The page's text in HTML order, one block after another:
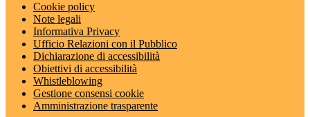
Cookie policy
Note legali
Informativa Privacy
Ufficio Relazioni con il Pubblico
Dichiarazione di accessibilità
Obiettivi di accessibilità
Whistleblowing
Gestione consensi cookie
Amministrazione trasparente